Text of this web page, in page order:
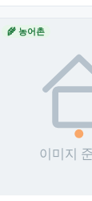
🌾 농어촌